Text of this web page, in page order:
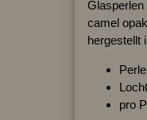
Glasperlen
camel
hergestellt
pro